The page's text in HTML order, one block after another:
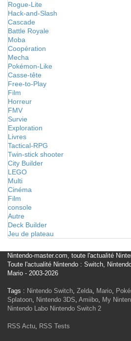
Rogue-Lite
Hack-and-Slash
Cascade
Battle Royale
Moba
Coopération
Mecha
Pokémon-Like
Casse-tête
Free-to-Play
Film
Horreur
FMV
Survie
Exploration
Livres
Tactical-RPG
Twin-stick shooter
City Builder
LEGO
Multi
Cinéma
Film
console
Autre
Deck Builder
Jeu de plateau
Nintendo-master.com, toute l'actualité
Toute l'actualité Nintendo : Switch,
Mario - 2003-2026
Tags : Nintendo Switch, Zelda, Mario,
Splatoon, Nintendo 3DS, Amiibo, My
Nintendo Labo Nintendo Switch 2
RSS Actu, RSS Tests